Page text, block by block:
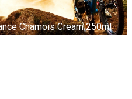
Chamois Cream 250ml